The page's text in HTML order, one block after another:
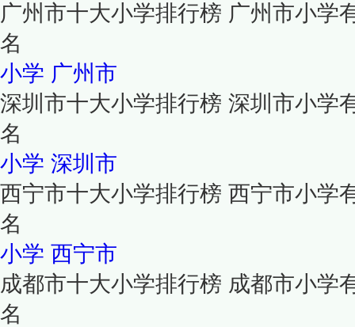
广州市十大小学排行榜 广州市小学
名
小学 广州市
深圳市十大小学排行榜 深圳市小学
名
小学 深圳市
西宁市十大小学排行榜 西宁市小学
名
小学 西宁市
成都市十大小学排行榜 成都市小学
名